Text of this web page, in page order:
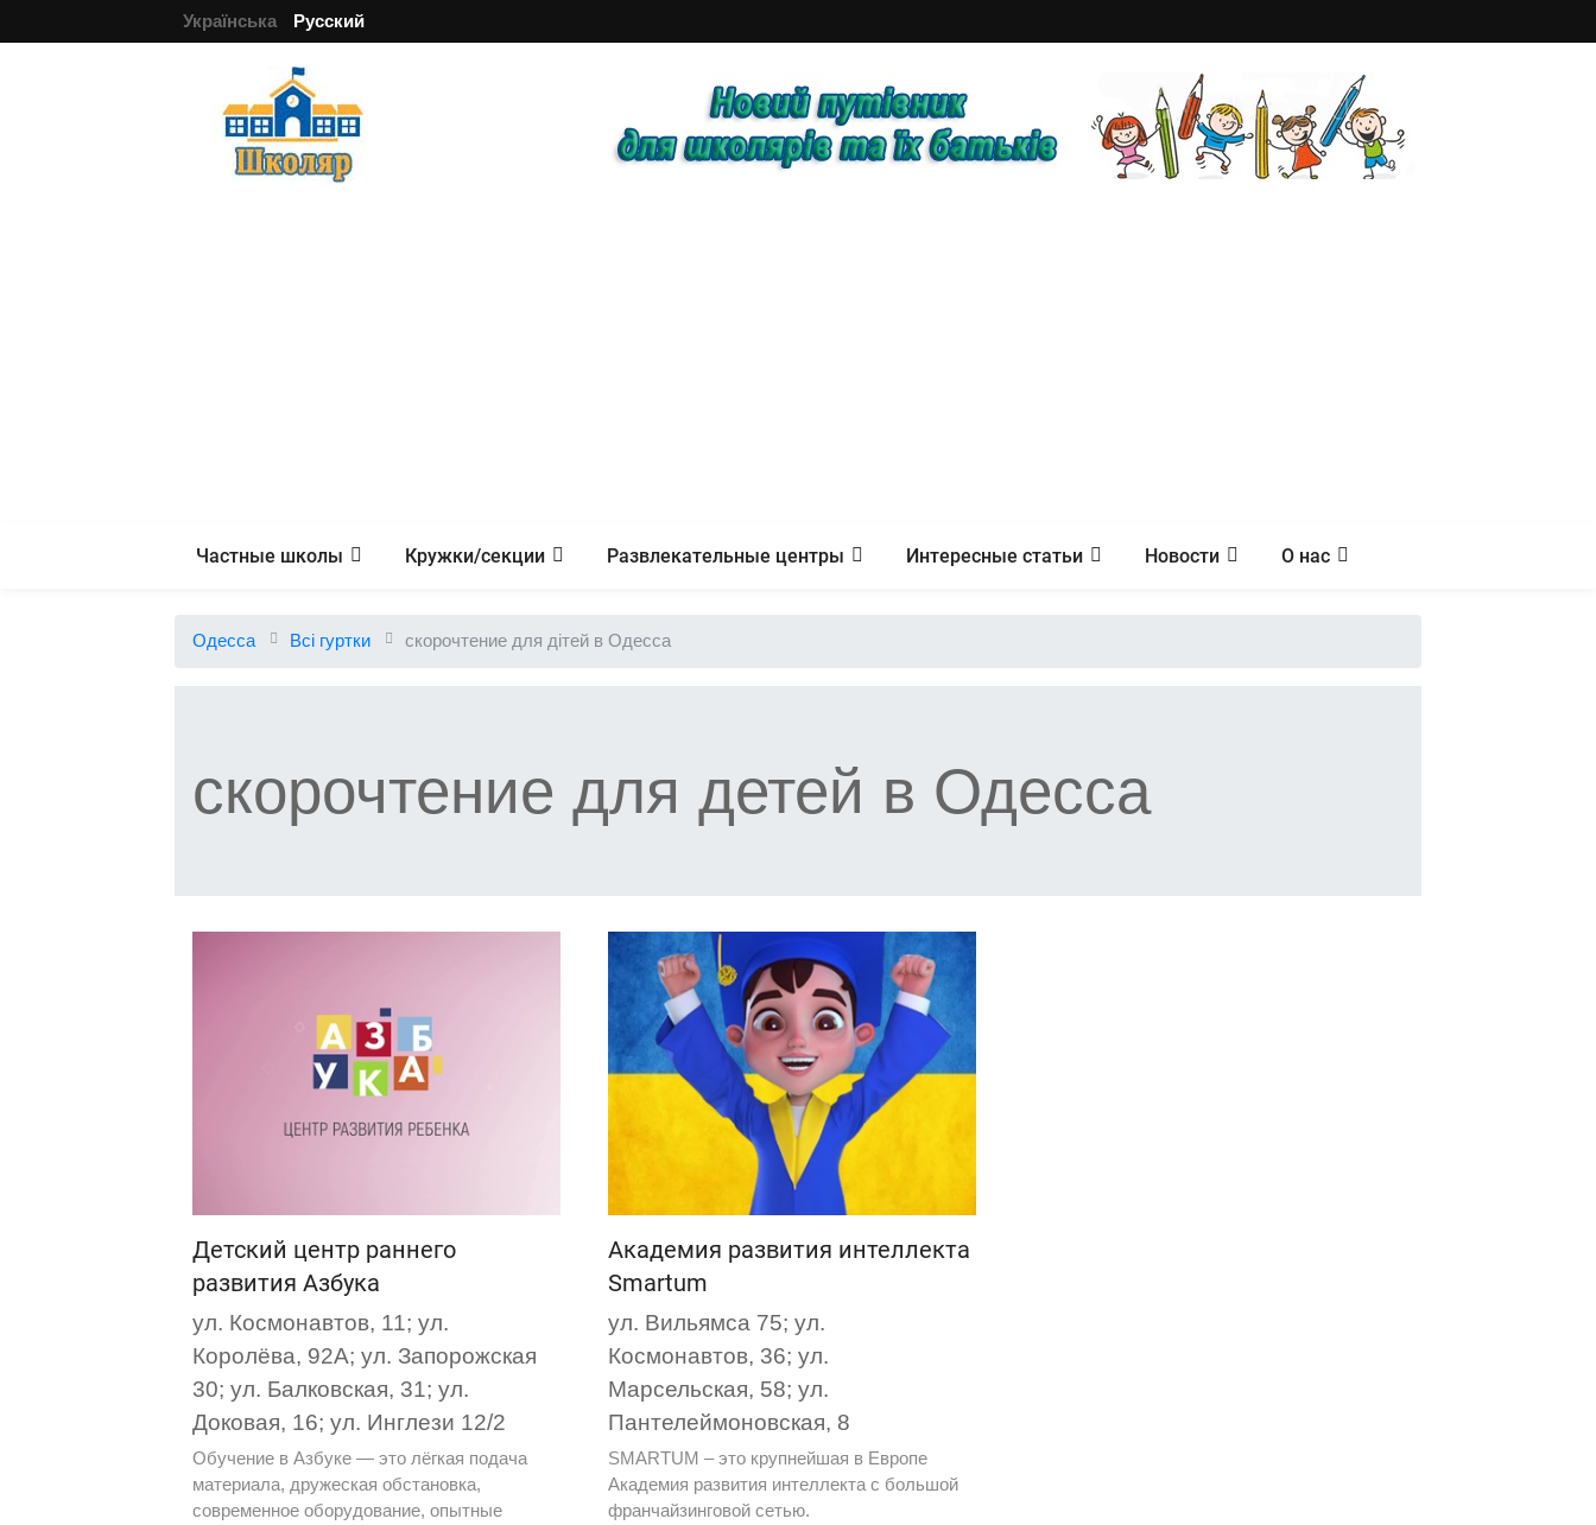
Українська Русский
Частные школы Кружки/секции Развлекательные центры Интересные статьи Новости О нас
Одесса Всі гуртки скорочтение для дітей в Одесса
скорочтение для детей в Одесса
Детский центр раннего
развития Азбука
ул. Космонавтов, 11; ул.
Королёва, 92А; ул. Запорожская
30; ул. Балковская, 31; ул.
Доковая, 16; ул. Инглези 12/2
Обучение в Азбуке — это лёгкая подача
материала, дружеская обстановка,
современное оборудование, опытные
Академия развития интеллекта
Smartum
ул. Вильямса 75; ул.
Космонавтов, 36; ул.
Марсельская, 58; ул.
Пантелеймоновская, 8
SMARTUM – это крупнейшая в Европе
Академия развития интеллекта с большой
франчайзинговой сетью.